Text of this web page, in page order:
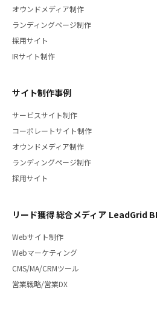
オウンドメディア制作
ランディングページ制作
採用サイト
IRサイト制作
サイト制作事例
サービスサイト制作
コーポレートサイト制作
オウンドメディア制作
ランディングページ制作
採用サイト
リード獲得 総合メディア LeadGrid
Webサイト制作
Webマーケティング
CMS/MA/CRMツール
営業戦略/営業DX